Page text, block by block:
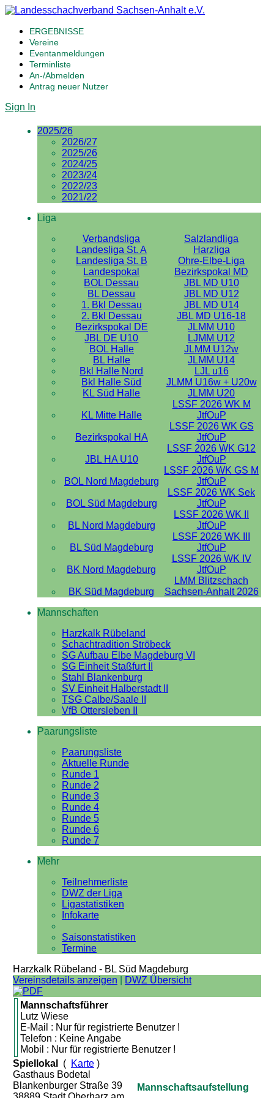
ERGEBNISSE
Vereine
Eventanmeldungen
Terminliste
An-/Abmelden
Antrag neuer Nutzer
Sign In
2025/26
2026/27
2025/26
2024/25
2023/24
2022/23
2021/22
Liga
Verbandsliga
Salzlandliga
Landesliga St. A
Harzliga
Landesliga St. B
Ohre-Elbe-Liga
Landespokal
Bezirkspokal MD
BOL Dessau
JBL MD U10
BL Dessau
JBL MD U12
1. Bkl Dessau
JBL MD U14
2. Bkl Dessau
JBL MD U16-18
Bezirkspokal DE
JLMM U10
JBL DE U10
LJMM U12
BOL Halle
JLMM U12w
BL Halle
JLMM U14
Bkl Halle Nord
LJL u16
Bkl Halle Süd
JLMM U16w + U20w
KL Süd Halle
JLMM U20
KL Mitte Halle
LSSF 2026 WK M
JtfOuP
Bezirkspokal HA
LSSF 2026 WK GS
JtfOuP
JBL HA U10
LSSF 2026 WK G12
JtfOuP
BOL Nord Magdeburg
LSSF 2026 WK GS M
JtfOuP
BOL Süd Magdeburg
LSSF 2026 WK Sek
JtfOuP
BL Nord Magdeburg
LSSF 2026 WK II
JtfOuP
BL Süd Magdeburg
LSSF 2026 WK III
JtfOuP
BK Nord Magdeburg
LSSF 2026 WK IV
JtfOuP
BK Süd Magdeburg
LMM Blitzschach
Sachsen-Anhalt 2026
Mannschaften
Harzkalk Rübeland
Schachtradition Ströbeck
SG Aufbau Elbe Magdeburg VI
SG Einheit Staßfurt II
Stahl Blankenburg
SV Einheit Halberstadt II
TSG Calbe/Saale II
VfB Ottersleben II
Paarungsliste
Paarungsliste
Aktuelle Runde
Runde 1
Runde 2
Runde 3
Runde 4
Runde 5
Runde 6
Runde 7
Mehr
Teilnehmerliste
DWZ der Liga
Ligastatistiken
Infokarte
Saisonstatistiken
Termine
Harzkalk Rübeland - BL Süd Magdeburg
Vereinsdetails anzeigen
DWZ Übersicht
Mannschaftsführer
Lutz Wiese
E-Mail : Nur für registrierte Benutzer !
Telefon : Keine Angabe
Mobil : Nur für registrierte Benutzer !
Spiellokal
( Karte)
Gasthaus Bodetal
Blankenburger Straße 39
Mannschaftsaufstellung